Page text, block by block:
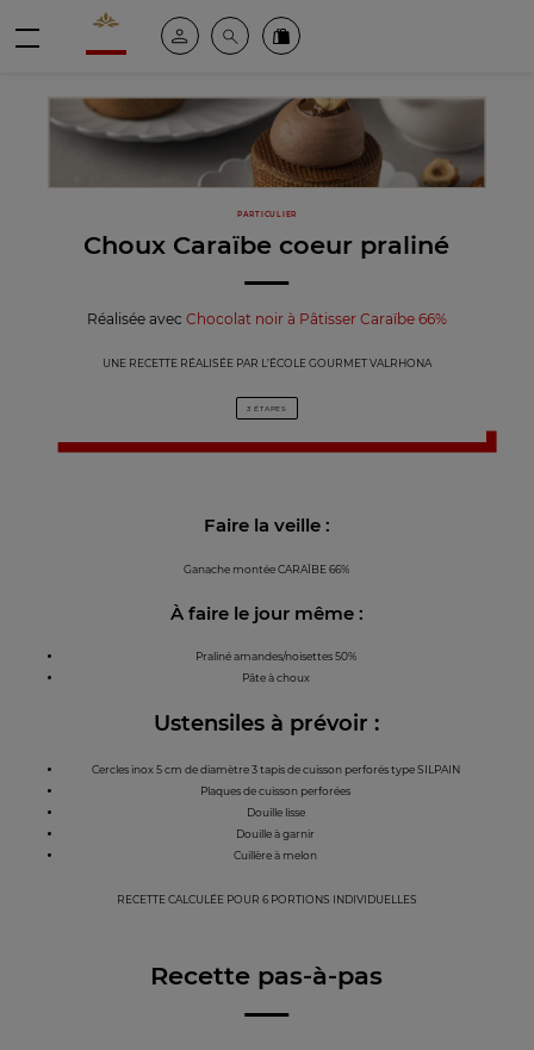
Valrhona - Imaginons le meilleur du chocolat
Espace clientRechercheCommandez en ligne
PARTICULIER
Choux Caraïbe coeur praliné
Réalisée avec Chocolat noir à Pâtisser Caraïbe 66%
UNE RECETTE RÉALISÉE PAR L’ÉCOLE GOURMET VALRHONA
3 ÉTAPES
Faire la veille :
Ganache montée CARAÏBE 66%
À faire le jour même :
Praliné amandes/noisettes 50%
Pâte à choux
Ustensiles à prévoir :
Cercles inox 5 cm de diamètre 3 tapis de cuisson perforés type SILPAIN
Plaques de cuisson perforées
Douille lisse
Douille à garnir
Cuillère à melon
RECETTE CALCULÉE POUR 6 PORTIONS INDIVIDUELLES
Recette pas-à-pas